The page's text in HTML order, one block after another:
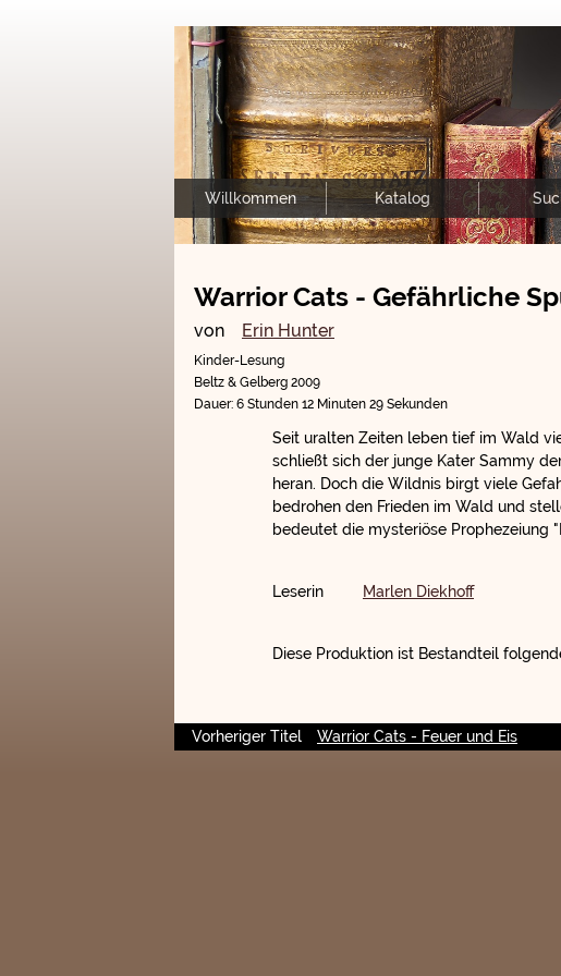
Willkommen Katalog
Warrior Cats - Gefährliche
von Erin Hunter
Kinder-Lesung
Beltz & Gelberg 2009
Dauer: 6 Stunden 12 Minuten 29 Sekunden
Seit uralten Zeiten leben tief im Wald
schließt sich der junge Kater Sammy
heran. Doch die Wildnis birgt viele
bedrohen den Frieden im Wald und
bedeutet die mysteriöse Prophezeiung
Leserin Marlen Diekhoff
Diese Produktion ist Bestandteil
Vorheriger Titel Warrior Cats - Feuer und Eis